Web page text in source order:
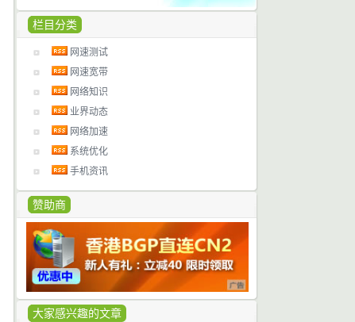
栏目分类
网速测试
网速宽带
网络知识
业界动态
网络加速
系统优化
手机资讯
赞助商
大家感兴趣的文章